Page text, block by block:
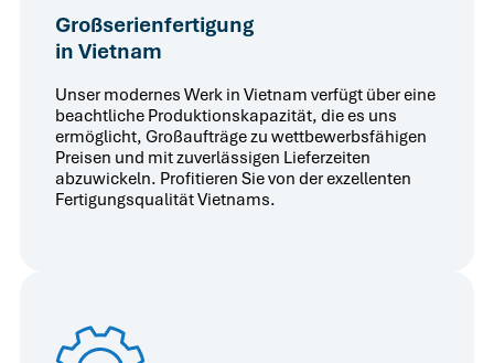
Großserienfertigung
in Vietnam
Unser modernes Werk in Vietnam verfügt über eine
beachtliche Produktionskapazität, die es uns
ermöglicht, Großaufträge zu wettbewerbsfähigen
Preisen und mit zuverlässigen Lieferzeiten
abzuwickeln. Profitieren Sie von der exzellenten
Fertigungsqualität Vietnams.